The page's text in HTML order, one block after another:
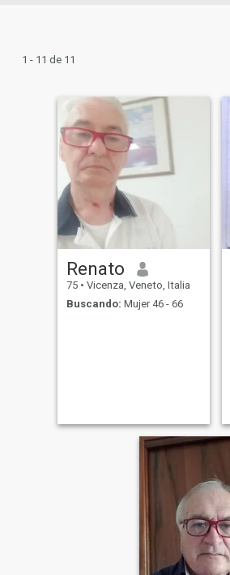
1 - 11 de 11
Renato
75 • Vicenza, Veneto, Italia
Buscando: Mujer 46 - 66